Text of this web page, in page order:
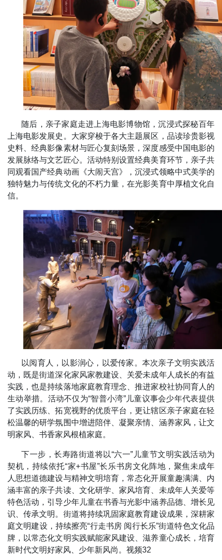
随后，亲子家庭走进上海电影博物馆，沉浸式探秘百年
上海电影发展史。大家穿梭于各大主题展区，品读珍贵影视
史料、经典影像素材与匠心复刻场景，深度感受中国电影的
发展脉络与文艺匠心。活动特别设置经典美育环节，亲子共
同观看国产经典动画《大闹天宫》，沉浸式领略中式美学的
独特魅力与传统文化的不朽力量，在光影美育中厚植文化自
信。
以阅育人，以影润心，以爱传家。本次亲子文明实践活
动，既是街道深化家风家教建设、关爱未成年人成长的有益
实践，也是持续落地家庭教育理念、推进家校社协同育人的
生动举措。活动不仅为“智普小湾”儿童议事会少年代表提供
了实践历练、拓宽视野的优质平台，更让辖区亲子家庭在轻
松温馨的研学氛围中增进陪伴、凝聚亲情、涵养家风，让文
明家风、书香家风根植家庭。
下一步，长寿路街道将以“六一”儿童节文明实践活动为
契机，持续依托“家+书屋”长乐书房文化阵地，聚焦未成年
人思想道德建设与精神文明培育，常态化开展童趣满满、内
涵丰富的亲子共读、文化研学、家风培育、未成年人关爱等
特色活动，引导少年儿童在书香与光影中涵养品德、增长见
识、传承文明。街道将持续巩固家庭教育建设成果，深耕家
庭文明建设，持续擦亮“行走书房 阅行长乐”街道特色文化品
牌，以常态化文明实践赋能家风建设、滋养童心成长，培育
新时代文明好家风、少年新风尚。视频32